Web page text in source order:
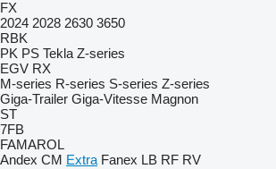
FX
2024 2028 2630 3650
RBK
PK PS Tekla Z-series
EGV RX
M-series R-series S-series Z-series
Giga-Trailer Giga-Vitesse Magnon
ST
7FB
FAMAROL
Andex CM Extra Fanex LB RF RV